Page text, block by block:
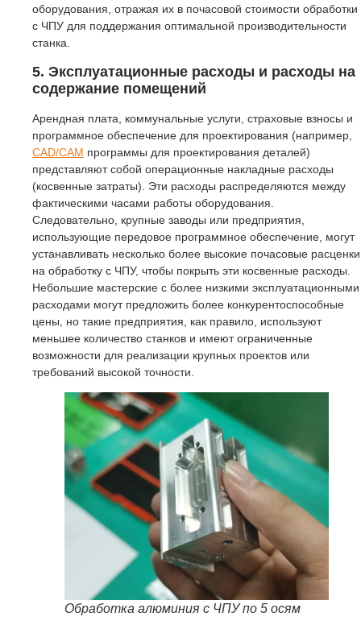
оборудования, отражая их в почасовой стоимости обработки
с ЧПУ для поддержания оптимальной производительности
станка.
5. Эксплуатационные расходы и расходы на
содержание помещений
Арендная плата, коммунальные услуги, страховые взносы и
программное обеспечение для проектирования (например,
CAD/CAM программы для проектирования деталей)
представляют собой операционные накладные расходы
(косвенные затраты). Эти расходы распределяются между
фактическими часами работы оборудования.
Следовательно, крупные заводы или предприятия,
использующие передовое программное обеспечение, могут
устанавливать несколько более высокие почасовые расценки
на обработку с ЧПУ, чтобы покрыть эти косвенные расходы.
Небольшие мастерские с более низкими эксплуатационными
расходами могут предложить более конкурентоспособные
цены, но такие предприятия, как правило, используют
меньшее количество станков и имеют ограниченные
возможности для реализации крупных проектов или
требований высокой точности.
Обработка алюминия с ЧПУ по 5 осям